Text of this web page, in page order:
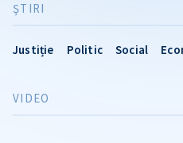
ŞTIRI
Justiție Politic Social
VIDEO